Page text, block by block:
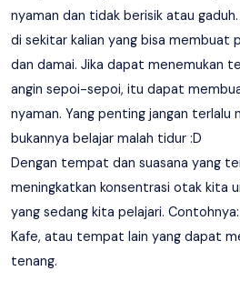
nyaman dan tidak berisik atau
di sekitar kalian yang bisa membuat
dan damai. Jika dapat menemukan
angin sepoi-sepoi, itu dapat
nyaman. Yang penting jangan terlalu
bukannya belajar malah tidur :D
Dengan tempat dan suasana yang
meningkatkan konsentrasi otak kita
yang sedang kita pelajari. Contohnya:
Kafe, atau tempat lain yang dapat
tenang.